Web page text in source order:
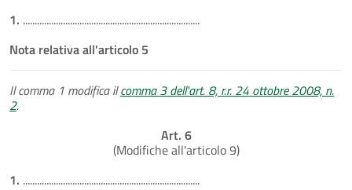
1. ...........................................................................
Nota relativa all'articolo 5
Il comma 1 modifica ilcomma 3 dell'art. 8, r.r. 24 ottobre 2008, n.
2.
Art. 6
(Modifiche all'articolo 9)
1. ...........................................................................